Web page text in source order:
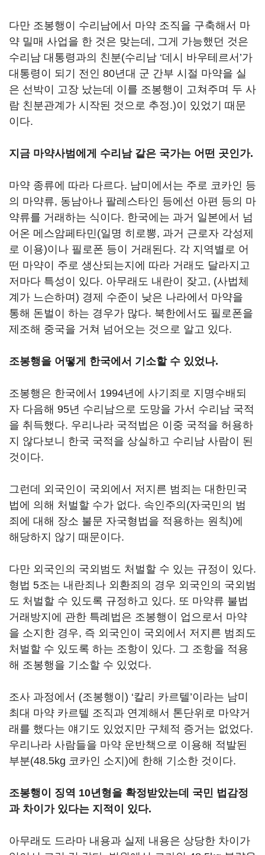
다만 조봉행이 수리남에서 마약 조직을 구축해서 마
약 밀매 사업을 한 것은 맞는데, 그게 가능했던 것은
수리남 대통령과의 친분(수리남 ‘데시 바우테르서’가
대통령이 되기 전인 80년대 군 간부 시절 마약을 실
은 선박이 고장 났는데 이를 조봉행이 고쳐주며 두 사
람 친분관계가 시작된 것으로 추정.)이 있었기 때문
이다.
지금 마약사범에게 수리남 같은 국가는 어떤 곳인가.
마약 종류에 따라 다르다. 남미에서는 주로 코카인 등
의 마약류, 동남아나 팔레스타인 등에선 아편 등의 마
약류를 거래하는 식이다. 한국에는 과거 일본에서 넘
어온 메스암페타민(일명 히로뽕, 과거 근로자 각성제
로 이용)이나 필로폰 등이 거래된다. 각 지역별로 어
떤 마약이 주로 생산되는지에 따라 거래도 달라지고
저마다 특성이 있다. 아무래도 내란이 잦고, (사법체
계가 느슨하며) 경제 수준이 낮은 나라에서 마약을
통해 돈벌이 하는 경우가 많다. 북한에서도 필로폰을
제조해 중국을 거쳐 넘어오는 것으로 알고 있다.
조봉행을 어떻게 한국에서 기소할 수 있었나.
조봉행은 한국에서 1994년에 사기죄로 지명수배되
자 다음해 95년 수리남으로 도망을 가서 수리남 국적
을 취득했다. 우리나라 국적법은 이중 국적을 허용하
지 않다보니 한국 국적을 상실하고 수리남 사람이 된
것이다.
그런데 외국인이 국외에서 저지른 범죄는 대한민국
법에 의해 처벌할 수가 없다. 속인주의(자국민의 범
죄에 대해 장소 불문 자국형법을 적용하는 원칙)에
해당하지 않기 때문이다.
다만 외국인의 국외범도 처벌할 수 있는 규정이 있다.
형법 5조는 내란죄나 외환죄의 경우 외국인의 국외범
도 처벌할 수 있도록 규정하고 있다. 또 마약류 불법
거래방지에 관한 특례법은 조봉행이 업으로서 마약
을 소지한 경우, 즉 외국인이 국외에서 저지른 범죄도
처벌할 수 있도록 하는 조항이 있다. 그 조항을 적용
해 조봉행을 기소할 수 있었다.
조사 과정에서 (조봉행이) ‘칼리 카르텔’이라는 남미
최대 마약 카르텔 조직과 연계해서 톤단위로 마약거
래를 했다는 얘기도 있었지만 구체적 증거는 없었다.
우리나라 사람들을 마약 운반책으로 이용해 적발된
부분(48.5kg 코카인 소지)에 한해 기소한 것이다.
조봉행이 징역 10년형을 확정받았는데 국민 법감정
과 차이가 있다는 지적이 있다.
아무래도 드라마 내용과 실제 내용은 상당한 차이가